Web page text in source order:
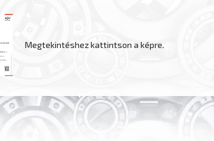
Megtekintéshez kattintson a képre.